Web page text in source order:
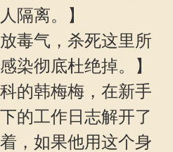
隔离。】
毒气，杀死这里所
染彻底杜绝掉。】
的韩梅梅，在新手
的工作日志解开了
，如果他用这个身